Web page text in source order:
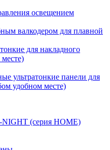
освещением
валкодером для плавной
для накладного
ультратонкие панели для
удобном месте)
(серия HOME)